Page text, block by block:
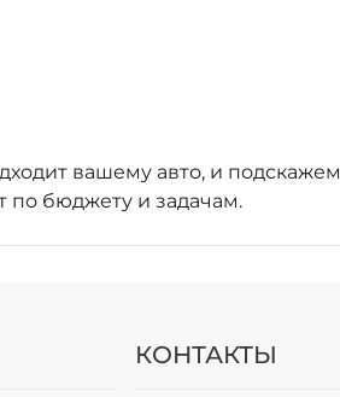
вашему авто, и подскажем
по бюджету и задачам.
КОНТАКТЫ